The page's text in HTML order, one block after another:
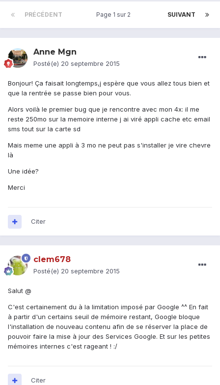
PRÉCÉDENT SUIVANT
Page 1 sur 2
Anne Mgn
Posté(e) 20 septembre 2015
Bonjour! Ça faisait longtemps,j espère que vous allez tous bien et
que la rentrée se passe bien pour vous.
Alors voilà le premier bug que je rencontre avec mon 4x: il me
reste 250mo sur la memoire interne j ai viré appli cache etc email
sms tout sur la carte sd
Mais meme une appli à 3 mo ne peut pas s'installer je vire chevre
là
Une idée?
Merci
Citer
clem678
Posté(e) 20 septembre 2015
Salut @
C'est certainement du à la limitation imposé par Google ^^ En fait
à partir d'un certains seuil de mémoire restant, Google bloque
l'installation de nouveau contenu afin de se réserver la place de
pouvoir faire la mise à jour des Services Google. Et sur les petites
mémoires internes c'est rageant ! :/
Citer